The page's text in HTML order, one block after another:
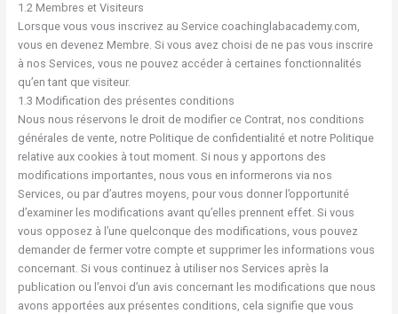
1.2 Membres et Visiteurs
Lorsque vous vous inscrivez au Service coachinglabacademy.com,
vous en devenez Membre. Si vous avez choisi de ne pas vous inscrire
à nos Services, vous ne pouvez accéder à certaines fonctionnalités
qu’en tant que visiteur.
1.3 Modification des présentes conditions
Nous nous réservons le droit de modifier ce Contrat, nos conditions
générales de vente, notre Politique de confidentialité et notre Politique
relative aux cookies à tout moment. Si nous y apportons des
modifications importantes, nous vous en informerons via nos
Services, ou par d’autres moyens, pour vous donner l’opportunité
d’examiner les modifications avant qu’elles prennent effet. Si vous
vous opposez à l’une quelconque des modifications, vous pouvez
demander de fermer votre compte et supprimer les informations vous
concernant. Si vous continuez à utiliser nos Services après la
publication ou l’envoi d’un avis concernant les modifications que nous
avons apportées aux présentes conditions, cela signifie que vous